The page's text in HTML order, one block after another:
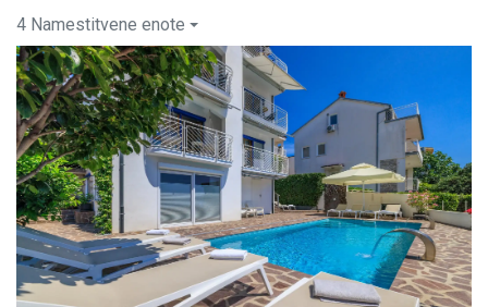
4 Namestitvene enote